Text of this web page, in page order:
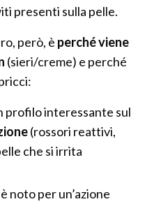
presenti sulla pelle.
però, è perché viene
(sieri/creme) e perché
profilo interessante sul
(rossori reattivi,
che si irrita
noto per un’azione